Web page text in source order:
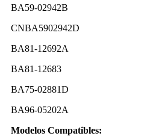
BA59-02942B
CNBA5902942D
BA81-12692A
BA81-12683
BA75-02881D
BA96-05202A
Modelos Compatibles: